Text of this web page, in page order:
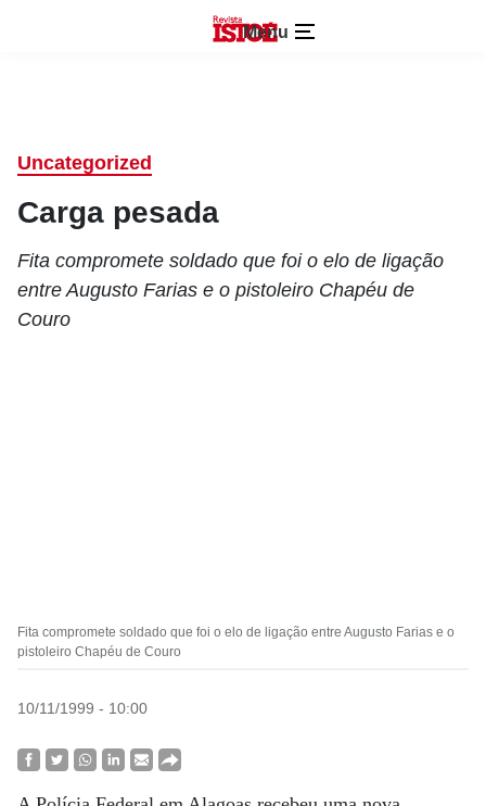
Menu
Uncategorized
Carga pesada
Fita compromete soldado que foi o elo de ligação
entre Augusto Farias e o pistoleiro Chapéu de
Couro
Fita compromete soldado que foi o elo de ligação entre Augusto Farias e o
pistoleiro Chapéu de Couro
10/11/1999 - 10:00